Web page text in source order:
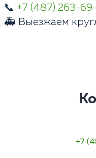
📞 +7 (487) 263-
🚑 Выезжаем
+7